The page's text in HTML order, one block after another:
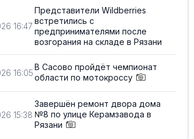
16:47
Представители Wildberries
встретились с
предпринимателями после
возгорания на складе в Рязани
16:05
В Сасово пройдёт чемпионат
области по мотокроссу
15:38
Завершён ремонт двора дома
№8 по улице Керамзавода в
Рязани